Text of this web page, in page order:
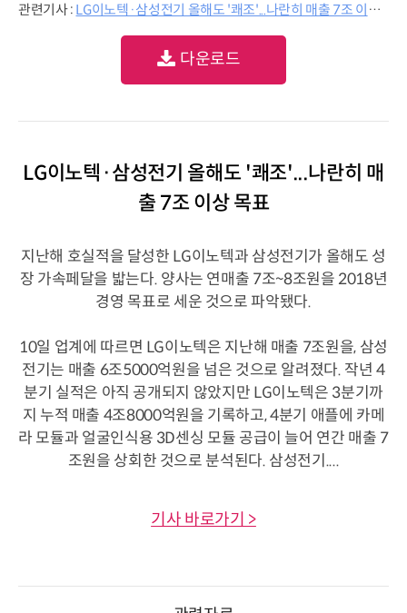
관련기사 : LG이노텍·삼성전기 올해도 '쾌조'...나란히 매출 7조 이상 목표
다운로드
LG이노텍·삼성전기 올해도 '쾌조'...나란히 매
출 7조 이상 목표
지난해 호실적을 달성한 LG이노텍과 삼성전기가 올해도 성
장 가속페달을 밟는다. 양사는 연매출 7조~8조원을 2018년
경영 목표로 세운 것으로 파악됐다.
10일 업계에 따르면 LG이노텍은 지난해 매출 7조원을, 삼성
전기는 매출 6조5000억원을 넘은 것으로 알려졌다. 작년 4
분기 실적은 아직 공개되지 않았지만 LG이노텍은 3분기까
지 누적 매출 4조8000억원을 기록하고, 4분기 애플에 카메
라 모듈과 얼굴인식용 3D센싱 모듈 공급이 늘어 연간 매출 7
조원을 상회한 것으로 분석된다. 삼성전기....
기사 바로가기 >